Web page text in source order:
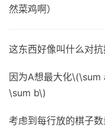
然菜鸡啊）
这东西好像叫什么对
因为A想最大化
\sum b\)
考虑到每行放的棋子